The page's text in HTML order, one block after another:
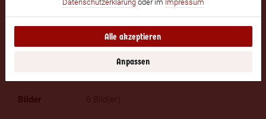
vor. Durch ein rheumatisches Leiden
Kommandanten 1930 aufgeben. Am 11.
Februar 1936 ist er verstorben. Seine
Urne ist auf dem Friedhof Melaten
6 Bild(er)
Datenschutzerklärungoder im Impressum
Alle akzeptieren
Anpassen